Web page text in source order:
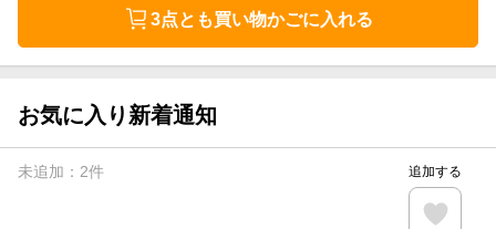
3点とも買い物かごに入れる
お気に入り新着通知
未追加： 2件 追加する